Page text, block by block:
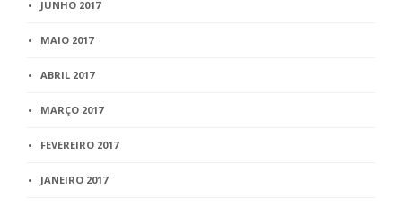
JUNHO 2017
MAIO 2017
ABRIL 2017
MARÇO 2017
FEVEREIRO 2017
JANEIRO 2017